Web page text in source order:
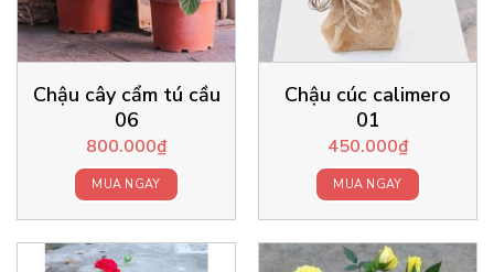
Chậu cây cẩm tú cầu
06
800.000₫
MUA NGAY
Chậu cúc calimero
01
450.000₫
MUA NGAY